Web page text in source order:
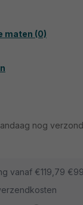
maten (0)
nog
vanaf €119,79